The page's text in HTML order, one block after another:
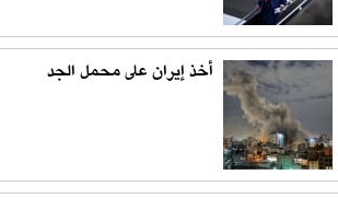
أخذ إيران على محمل الجد